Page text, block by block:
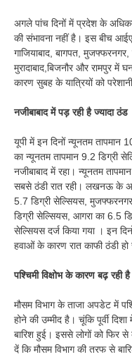
अगले पांच दिनों में प्रदेश के
की संभावना नहीं है। इस बीच
गाजियाबाद, बागपत,
मुरादाबाद,बिजनौर और रामपुर
कारण सुबह के यात्रियों को
नजीबाबाद में पड़ रही है ज्यादा ठंड
यूपी में इन दिनों न्यूनतम
का न्यूनतम तापमान 9.2 डिग्री
नजीबाबाद में रहा। न्यूनतम
सबसे ठंडी रात रही। लखनऊ के
5.7 डिग्री सेल्सियस,
डिग्री सेल्सियस, आगरा का 6.5
सेल्सियस दर्ज किया गया । इन
हवाओं के कारण रात काफी ठंडी हो
पश्चिमी विक्षोभ के कारण बढ़ रही
मौसम विभाग के ताजा अपडेट में
होने की उम्मीद है। चूंकि पूर्वी
बारिश हुई। इससे लोगों को फिर
दें कि मौसम विभाग की तरफ से